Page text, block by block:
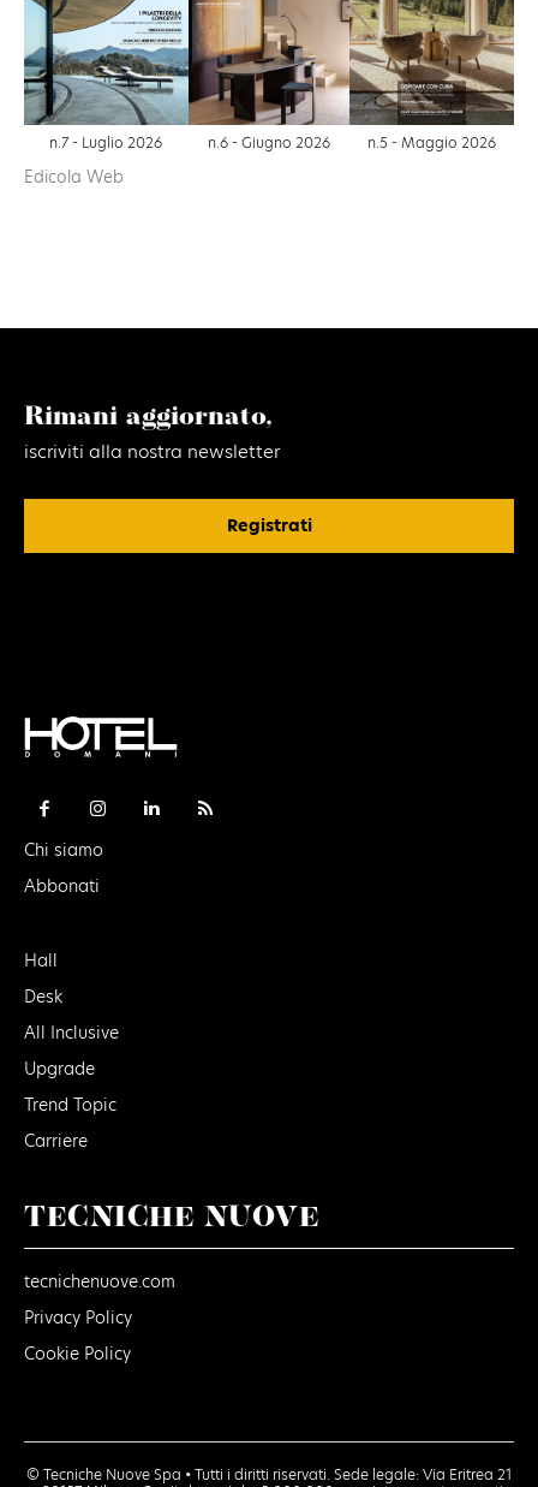
n.7 - Luglio 2026 n.6 - Giugno 2026 n.5 - Maggio 2026
Edicola Web
Rimani aggiornato,
iscriviti alla nostra newsletter
Registrati
Chi siamo
Abbonati
Hall
Desk
All Inclusive
Upgrade
Trend Topic
Carriere
TECNICHE NUOVE
tecnichenuove.com
Privacy Policy
Cookie Policy
© Tecniche Nuove Spa • Tutti i diritti riservati. Sede legale: Via Eritrea 21